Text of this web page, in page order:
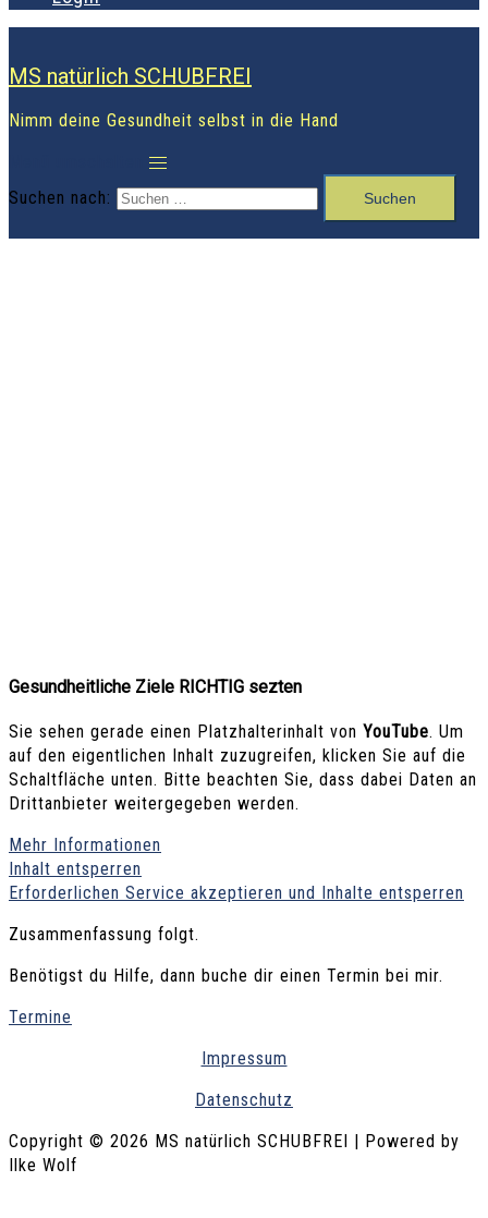
MS natürlich SCHUBFREI
Nimm deine Gesundheit selbst in die Hand
Suchen nach:
Gesundheitliche Ziele RICHTIG sezten
Sie sehen gerade einen Platzhalterinhalt von YouTube. Um
auf den eigentlichen Inhalt zuzugreifen, klicken Sie auf die
Schaltfläche unten. Bitte beachten Sie, dass dabei Daten an
Drittanbieter weitergegeben werden.
Mehr Informationen
Inhalt entsperren
Erforderlichen Service akzeptieren und Inhalte entsperren
Zusammenfassung folgt.
Benötigst du Hilfe, dann buche dir einen Termin bei mir.
Termine
Impressum
Datenschutz
Copyright © 2026 MS natürlich SCHUBFREI | Powered by
Ilke Wolf